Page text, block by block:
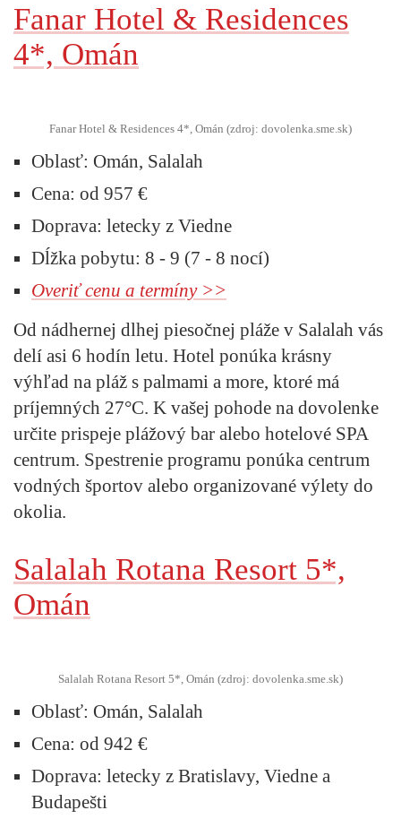
Fanar Hotel & Residences
4*, Omán
Fanar Hotel & Residences 4*, Omán (zdroj: dovolenka.sme.sk)
Oblasť: Omán, Salalah
Cena: od 957 €
Doprava: letecky z Viedne
Dĺžka pobytu: 8 - 9 (7 - 8 nocí)
Overiť cenu a termíny >>
Od nádhernej dlhej piesočnej pláže v Salalah vás
delí asi 6 hodín letu. Hotel ponúka krásny
výhľad na pláž s palmami a more, ktoré má
príjemných 27°C. K vašej pohode na dovolenke
určite prispeje plážový bar alebo hotelové SPA
centrum. Spestrenie programu ponúka centrum
vodných športov alebo organizované výlety do
okolia.
Salalah Rotana Resort 5*,
Omán
Salalah Rotana Resort 5*, Omán (zdroj: dovolenka.sme.sk)
Oblasť: Omán, Salalah
Cena: od 942 €
Doprava: letecky z Bratislavy, Viedne a
Budapešti